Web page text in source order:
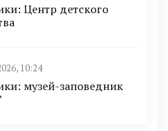
Центр детского
10:24
музей-заповедник